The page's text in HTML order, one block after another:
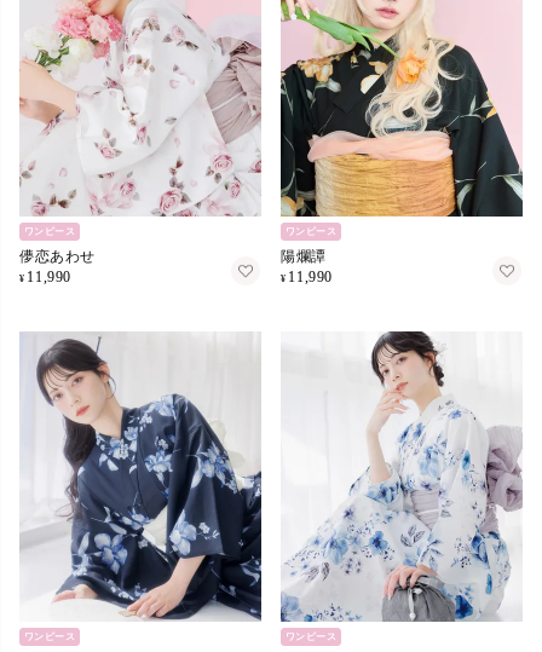
ワンピース
儚恋あわせ
¥ 11,990
ワンピース
陽爛譚
¥ 11,990
ワンピース ワンピース